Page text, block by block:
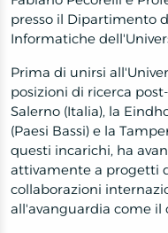
presso il Dipartimento
Informatiche
Prima di unirsi
posizioni di ricerca
Salerno (Italia), la
(Paesi Bassi) e la
questi incarichi, ha
attivamente a progetti
collaborazioni
all'avanguardia come il